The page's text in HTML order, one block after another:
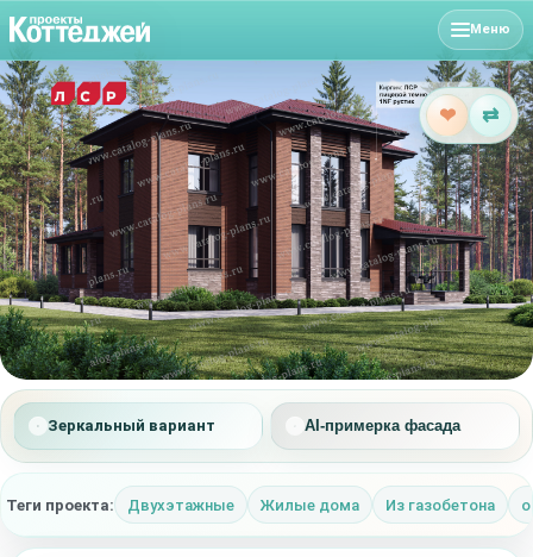
Меню
Зеркальный вариант AI-примерка фасада
Теги проекта: Двухэтажные Жилые дома Из газобетона
❤ ⇄